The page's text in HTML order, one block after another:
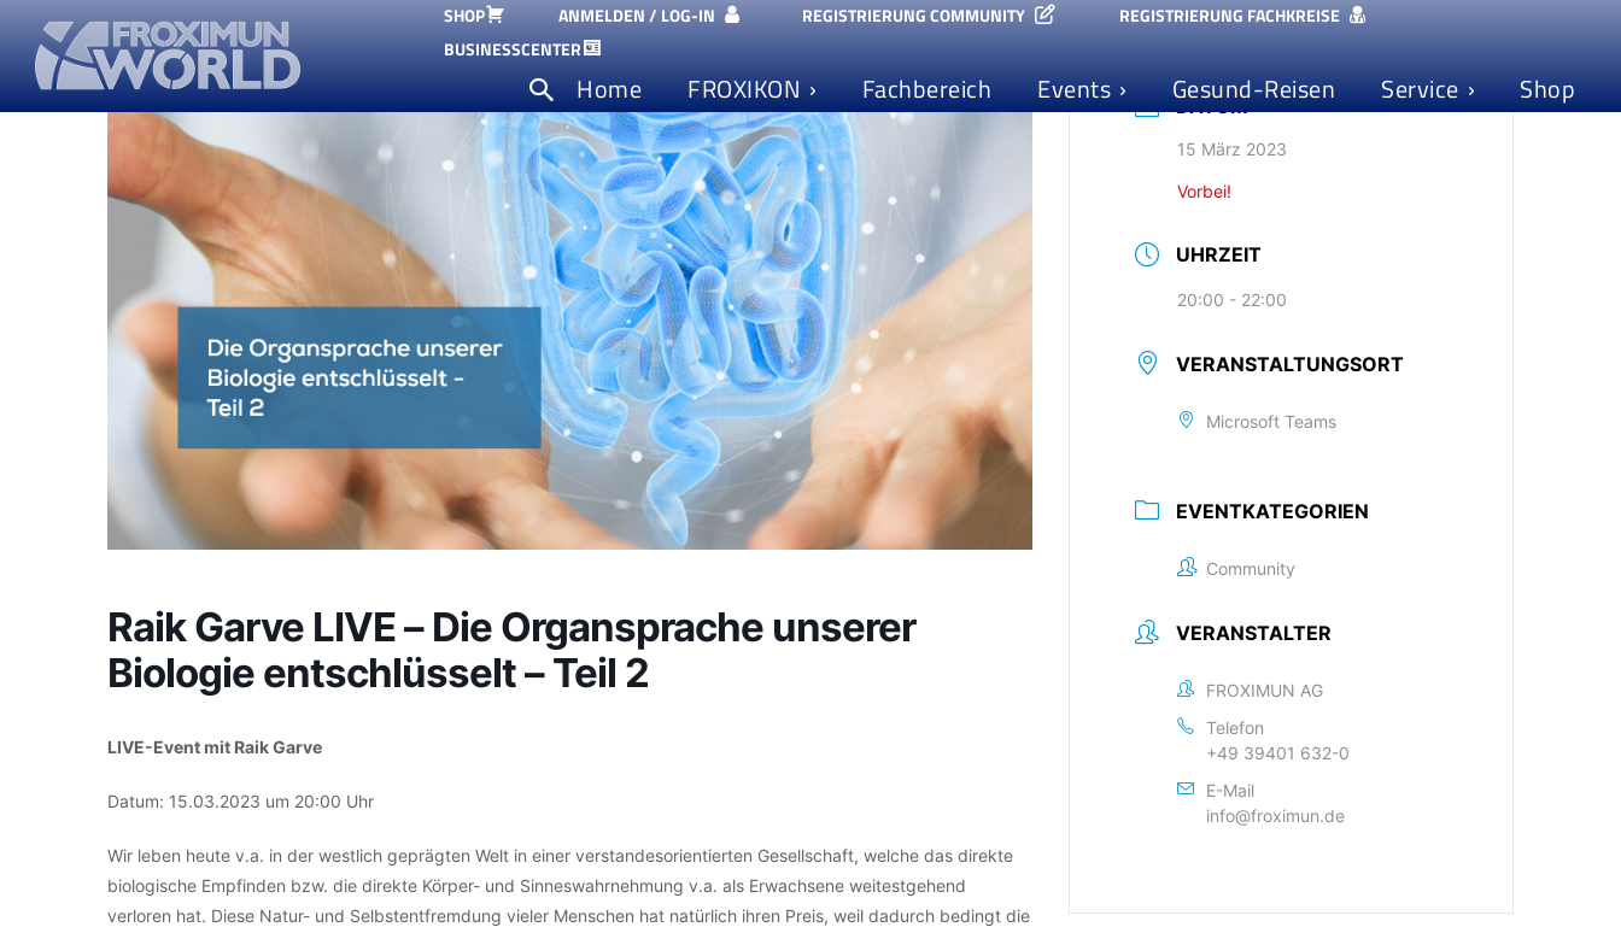
SHOP ANMELDEN / LOG-IN REGISTRIERUNG COMMUNITY
REGISTRIERUNG FACHKREISE
BUSINESSCENTER
Home FROXIKON Fachbereich Events Gesund-Reisen Service Shop
Raik Garve LIVE – Die Organsprache unserer
Biologie entschlüsselt – Teil 2
LIVE-Event mit Raik Garve
Datum: 15.03.2023 um 20:00 Uhr
Wir leben heute v.a. in der westlich geprägten Welt in einer verstandesorientierten Gesellschaft, welche das direkte
biologische Empfinden bzw. die direkte Körper- und Sinneswahrnehmung v.a. als Erwachsene weitestgehend
verloren hat. Diese Natur- und Selbstentfremdung vieler Menschen hat natürlich ihren Preis, weil dadurch bedingt die
DATUM
15 März 2023
Vorbei!
UHRZEIT
20:00 - 22:00
VERANSTALTUNGSORT
Microsoft Teams
EVENTKATEGORIEN
Community
VERANSTALTER
FROXIMUN AG
Telefon
+49 39401 632-0
E-Mail
info@froximun.de